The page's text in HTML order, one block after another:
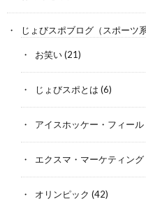
じょびスポブログ（スポーツ
お笑い(21)
じょびスポとは (6)
アイスホッケー・フィー
エクスマ・マーケティング
オリンピック (42)